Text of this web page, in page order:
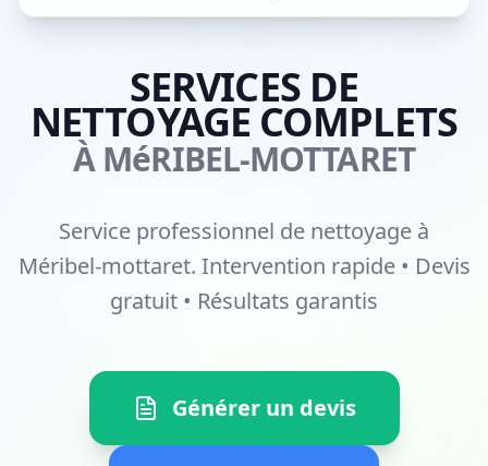
SERVICES DE
NETTOYAGE COMPLETS
À MéRIBEL-MOTTARET
Service professionnel de nettoyage à
Méribel-mottaret. Intervention rapide • Devis
gratuit • Résultats garantis
Générer un devis